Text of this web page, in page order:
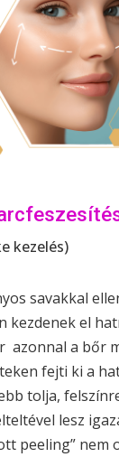
kezelés)
savakkal
kezdenek el
azonnal a bőr
fejti ki a
tolja,
lesz
peeling” nem